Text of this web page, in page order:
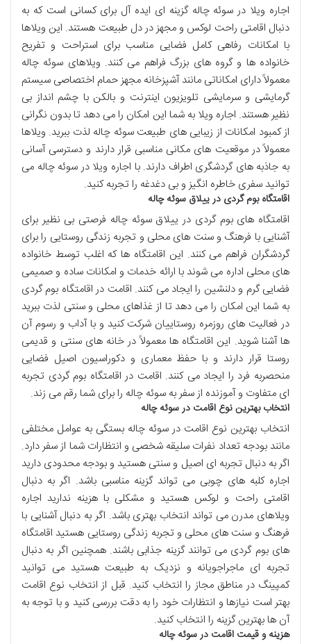
اجاره ویلا در سوئه چاله گزینه ای ایده آل برای کسانی است که به
دنبال اقامتی راحت لوکس و مجهز در دل طبیعت هستند. این ویلاها
با امکانات رفاهی کامل فضایی مناسب برای استراحت و تفریح
خانواده ها و گروه های بزرگ فراهم می کنند. ویلاهای سوئه چاله
معمولاً دارای امکاناتی مانند آشپزخانه مجهز حمام اختصاصی سیستم
گرمایشی و سرمایشی تلویزیون اینترنت و بالکن با چشم انداز بی
نظیر هستند. اجاره ویلا به شما این امکان را می دهد تا بدون نگرانی
از کمبود امکانات از زیبایی های طبیعت سوئه چاله لذت ببرید. ویلاها
معمولاً در موقعیت های مکانی مناسبی قرار دارند و دسترسی آسانی
به جاذبه های گردشگری اطراف دارند. با اجاره ویلا در سوئه چاله می
توانید سفری خاطره انگیز و بی دغدغه را تجربه کنید.
اقامتگاه بوم گردی در ییلاق سوئه چاله
اقامتگاه های بوم گردی در ییلاق سوئه چاله فرصتی بی نظیر برای
آشنایی با فرهنگ و سنت های محلی و تجربه زندگی روستایی را برای
گردشگران فراهم می کنند. این اقامتگاه ها که اغلب توسط خانواده
های محلی اداره می شوند با ارائه خدمات و امکانات ساده و صمیمی
فضایی گرم و دلنشین را ایجاد می کنند. اقامت در اقامتگاه بوم گردی
به شما این امکان را می دهد تا از غذاهای محلی و سنتی لذت ببرید
در فعالیت های روزمره روستاییان شرکت کنید و با آداب و رسوم آن
ها آشنا شوید. این اقامتگاه ها معمولاً در خانه های سنتی و قدیمی
روستا قرار دارند و با حفظ معماری و دکوراسیون اصیل فضایی
منحصربه فرد را ایجاد می کنند. اقامت در اقامتگاه بوم گردی تجربه
ای متفاوت و آموزنده از سفر به سوئه چاله را برای شما رقم می زند.
انتخاب بهترین نوع اقامت در سوئه چاله
انتخاب بهترین نوع اقامت در سوئه چاله بستگی به عوامل مختلفی
مانند بودجه تعداد نفرات سلیقه شخصی و انتظارات شما از سفر دارد.
اگر به دنبال تجربه ای اصیل و سنتی هستید و بودجه محدودی دارید
اجاره کلبه های چوبی می تواند گزینه مناسبی باشد. اگر به دنبال
اقامتی راحت و لوکس هستید و مشکلی با هزینه ندارید اجاره
ویلاهای مدرن می تواند انتخاب بهتری باشد. اگر به دنبال آشنایی با
فرهنگ و سنت های محلی و تجربه زندگی روستایی هستید اقامتگاه
های بوم گردی می توانند گزینه جذابی باشند. همچنین اگر به دنبال
تجربه ای ماجراجویانه و نزدیک به طبیعت هستید می توانید
کمپینگ در مناطق مجاز را انتخاب کنید. قبل از انتخاب نوع اقامت
بهتر است نیازها و انتظارات خود را به دقت بررسی کنید و با توجه به
آن ها بهترین گزینه را انتخاب کنید.
هزینه و قیمت اقامت در سوئه چاله